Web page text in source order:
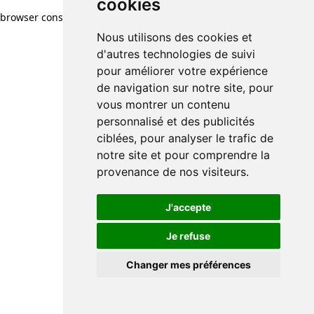
cookies
Nous utilisons des cookies et
d'autres technologies de suivi
pour améliorer votre expérience
de navigation sur notre site, pour
vous montrer un contenu
personnalisé et des publicités
ciblées, pour analyser le trafic de
notre site et pour comprendre la
provenance de nos visiteurs.
J'accepte
Je refuse
Changer mes préférences
browser console for more information)